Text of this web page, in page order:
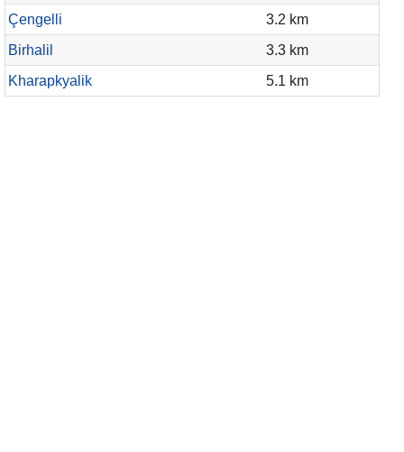
Çengelli
3.2 km
Birhalil
3.3 km
Kharapkyalik
5.1 km